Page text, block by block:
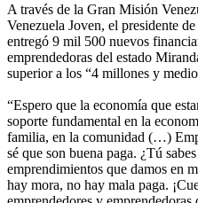
A través de la Gran Misión
Venezuela Joven, el presidente
entregó 9 mil 500 nuevos
emprendedoras del estado
superior a los “4 millones y
“Espero que la economía que
soporte fundamental en la
familia, en la comunidad (…)
sé que son buena paga. ¿Tú
emprendimientos que damos en
hay mora, no hay mala paga.